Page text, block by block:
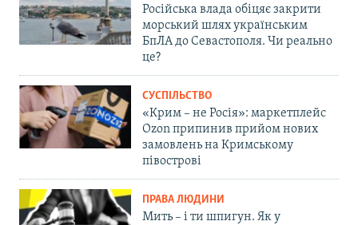
Російська влада обіцяє закрити
морський шлях українським
БпЛА до Севастополя. Чи реально
це?
СУСПІЛЬСТВО
«Крим – не Росія»: маркетплейс
Ozon припинив прийом нових
замовлень на Кримському
півострові
ПРАВА ЛЮДИНИ
Мить – і ти шпигун. Як у